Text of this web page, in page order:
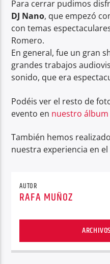
Para cerrar pudimos
DJ Nano, que empezó
con temas
Romero.
En general, fue un gran
grandes trabajos
sonido, que era
Podéis ver el resto de
evento en nuestro álbum
También hemos
nuestra experiencia en
AUTOR
RAFA MUÑOZ